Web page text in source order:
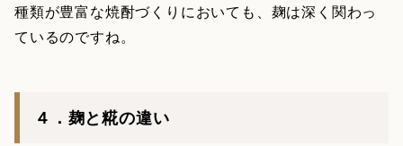
種類が豊富な焼酎づくりにおいても、麹は深く関わっ
ているのですね。
４．麹と糀の違い